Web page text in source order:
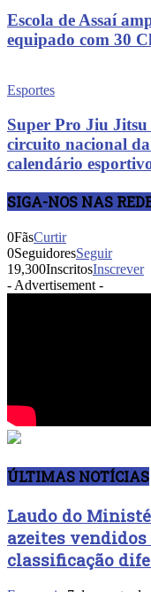
Escola de Assaí
equipado com 30
Esportes
Super Pro Jiu
circuito nacional
calendário
SIGA-NOS NAS
0FãsCurtir
0SeguidoresSeguir
19,300InscritosInscrever
- Advertisement -
ÚLTIMAS NOTÍCIAS
Laudo do
azeites
classificação